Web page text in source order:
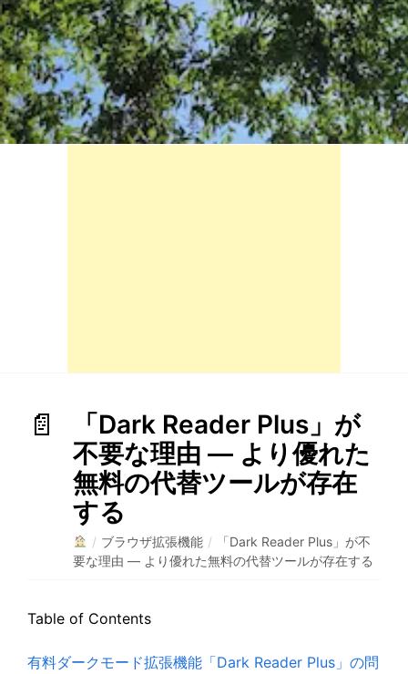
「Dark Reader Plus」が
不要な理由 ― より優れた
無料の代替ツールが存在
する
/ ブラウザ拡張機能 /
「Dark Reader Plus」が不
要な理由 ― より優れた無料の代替ツールが存在する
Table of Contents
有料ダークモード拡張機能「Dark Reader Plus」の問